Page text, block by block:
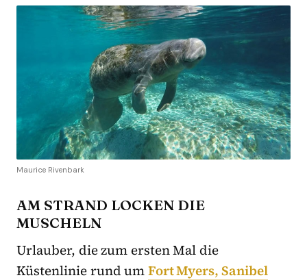
Maurice Rivenbark
AM STRAND LOCKEN DIE
MUSCHELN
Urlauber, die zum ersten Mal die
Küstenlinie rund umFort Myers, Sanibel